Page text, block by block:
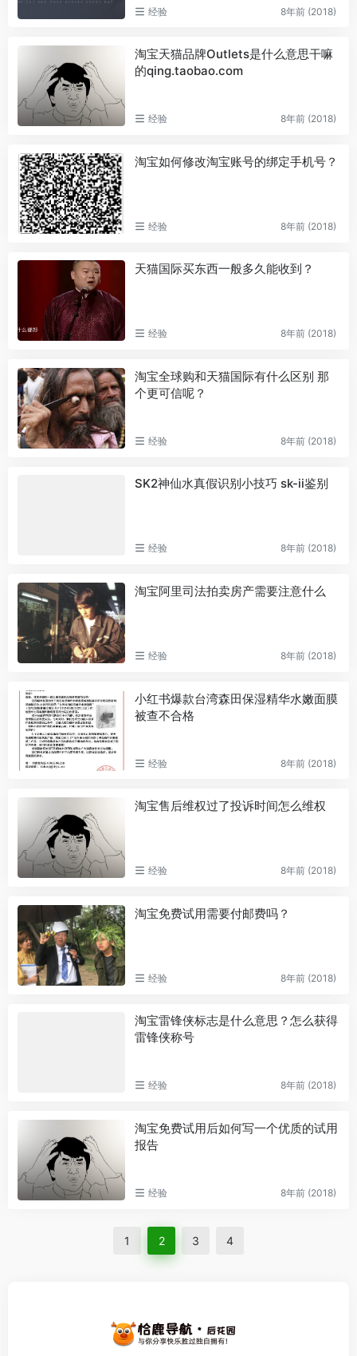
经验 8年前 (2018)
淘宝天猫品牌Outlets是什么意思干嘛
的qing.taobao.com
经验 8年前 (2018)
淘宝如何修改淘宝账号的绑定手机号？
经验 8年前 (2018)
天猫国际买东西一般多久能收到？
经验 8年前 (2018)
淘宝全球购和天猫国际有什么区别 那
个更可信呢？
经验 8年前 (2018)
SK2神仙水真假识别小技巧 sk-ii鉴别
经验 8年前 (2018)
淘宝阿里司法拍卖房产需要注意什么
经验 8年前 (2018)
小红书爆款台湾森田保湿精华水嫩面膜
被查不合格
经验 8年前 (2018)
淘宝售后维权过了投诉时间怎么维权
经验 8年前 (2018)
淘宝免费试用需要付邮费吗？
经验 8年前 (2018)
淘宝雷锋侠标志是什么意思？怎么获得
雷锋侠称号
经验 8年前 (2018)
淘宝免费试用后如何写一个优质的试用
报告
经验 8年前 (2018)
1 2 3 4